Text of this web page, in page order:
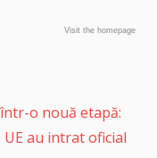
Visit the homepage
o nouă etapă:
au intrat oficial